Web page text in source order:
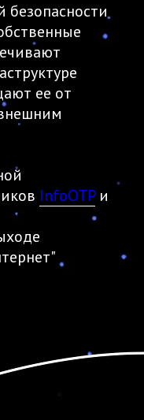
ее от
InfoOTPи